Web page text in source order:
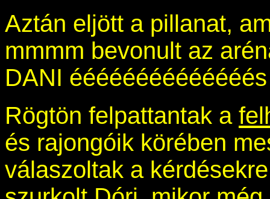
Aztán eljött a pillanat,
mmmm bevonult az
DANI
Rögtön felpattantak a
és rajongóik körében
válaszoltak a